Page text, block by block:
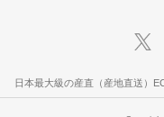
日本最大級の産直（産地直送）